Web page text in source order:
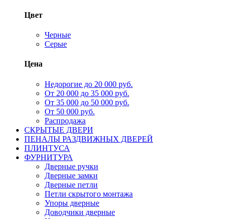
Цвет
Черные
Серые
Цена
Недорогие до 20 000 руб.
От 20 000 до 35 000 руб.
От 35 000 до 50 000 руб.
От 50 000 руб.
Распродажа
СКРЫТЫЕ ДВЕРИ
ПЕНАЛЫ РАЗДВИЖНЫХ ДВЕРЕЙ
ПЛИНТУСА
ФУРНИТУРА
Дверные ручки
Дверные замки
Дверные петли
Петли скрытого монтажа
Упоры дверные
Доводчики дверные